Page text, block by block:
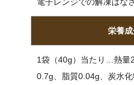
栄養
1袋（40g）当たり…熱量
0.7g、脂質0.04g、炭水